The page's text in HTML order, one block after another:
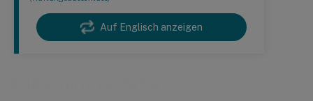
Auf Englisch anzeigen